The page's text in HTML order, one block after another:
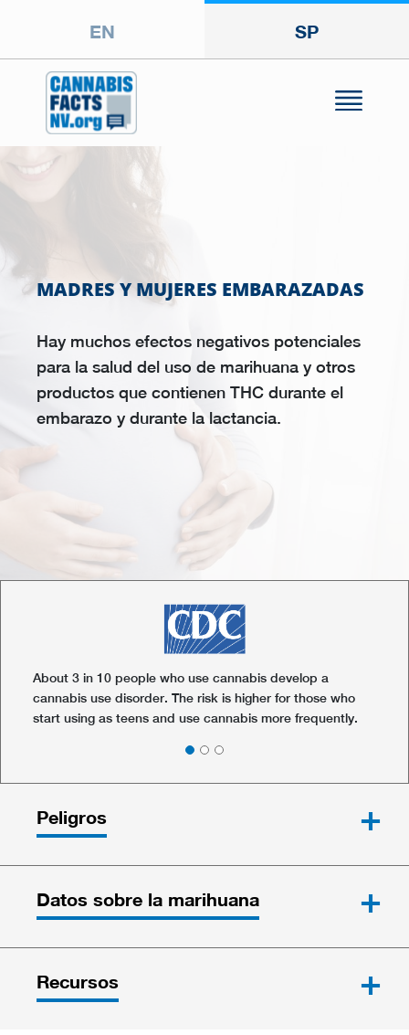
EN SP
MADRES Y MUJERES EMBARAZADAS
Hay muchos efectos negativos potenciales
para la salud del uso de marihuana y otros
productos que contienen THC durante el
embarazo y durante la lactancia.
About 3 in 10 people who use cannabis develop a
cannabis use disorder. The risk is higher for those who
start using as teens and use cannabis more frequently.
El consumo de cannabis afecta directamente a las partes
del cerebro responsables de la memoria, el aprendizaje,
la atención, la toma de decisiones, la coordinación, las
emociones y el tiempo de reacción.
Según la Encuesta sobre conductas de riesgo en jóvenes
de 2023, casi el 29% de los estudiantes de secundaria
de Nevada informaron haber consumido cannabis alguna
vez.
Peligros
Datos sobre la marihuana
Recursos